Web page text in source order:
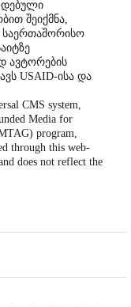
შეიქმნა,
საერთაშორისო
ავტორების
USAID-ისა და
CMS system,
Media for
program,
through this web-
does not reflect the